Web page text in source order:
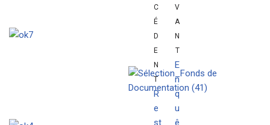
C
É
D
E
N
T
R
e
st
V
A
N
T
E
n
q
u
ê